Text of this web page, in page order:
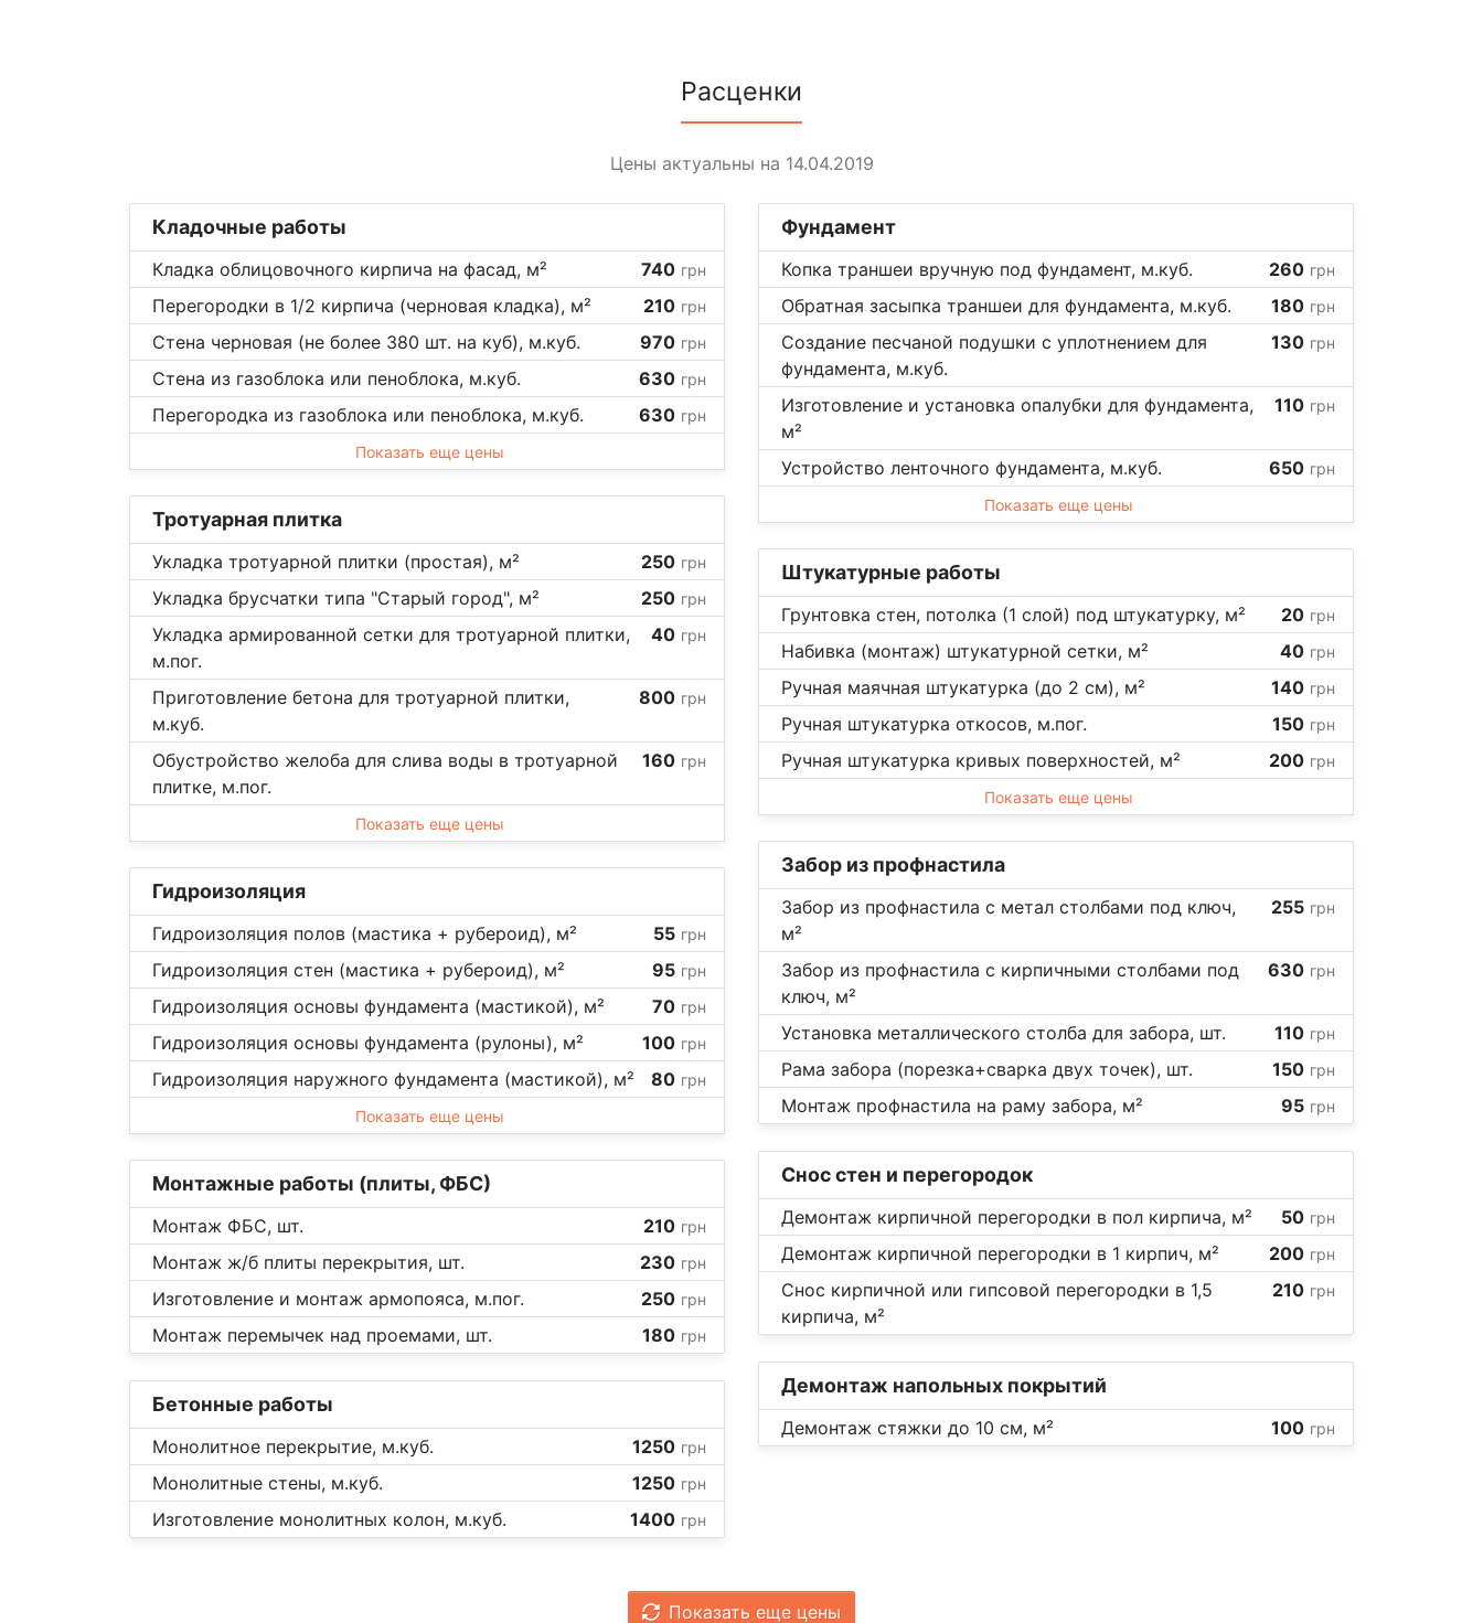
Расценки
Цены актуальны на 14.04.2019
Кладочные работы
Кладка облицовочного кирпича на фасад, м² 740 грн
Перегородки в 1/2 кирпича (черновая кладка), м² 210 грн
Стена черновая (не более 380 шт. на куб), м.куб. 970 грн
Стена из газоблока или пеноблока, м.куб. 630 грн
Перегородка из газоблока или пеноблока, м.куб. 630 грн
Показать еще цены
Тротуарная плитка
Укладка тротуарной плитки (простая), м² 250 грн
Укладка брусчатки типа "Старый город", м² 250 грн
Укладка армированной сетки для тротуарной плитки,
м.пог.
40 грн
Приготовление бетона для тротуарной плитки,
м.куб.
800 грн
Обустройство желоба для слива воды в тротуарной
плитке, м.пог.
160 грн
Показать еще цены
Гидроизоляция
Гидроизоляция полов (мастика + рубероид), м² 55 грн
Гидроизоляция стен (мастика + рубероид), м² 95 грн
Гидроизоляция основы фундамента (мастикой), м² 70 грн
Гидроизоляция основы фундамента (рулоны), м² 100 грн
Гидроизоляция наружного фундамента (мастикой), м² 80 грн
Показать еще цены
Монтажные работы (плиты, ФБС)
Монтаж ФБС, шт. 210 грн
Монтаж ж/б плиты перекрытия, шт. 230 грн
Изготовление и монтаж армопояса, м.пог. 250 грн
Монтаж перемычек над проемами, шт. 180 грн
Бетонные работы
Монолитное перекрытие, м.куб. 1250 грн
Монолитные стены, м.куб. 1250 грн
Изготовление монолитных колон, м.куб. 1400 грн
Фундамент
Копка траншеи вручную под фундамент, м.куб. 260 грн
Обратная засыпка траншеи для фундамента, м.куб. 180 грн
Создание песчаной подушки с уплотнением для
фундамента, м.куб.
130 грн
Изготовление и установка опалубки для фундамента,
м²
110 грн
Устройство ленточного фундамента, м.куб. 650 грн
Показать еще цены
Штукатурные работы
Грунтовка стен, потолка (1 слой) под штукатурку, м² 20 грн
Набивка (монтаж) штукатурной сетки, м² 40 грн
Ручная маячная штукатурка (до 2 см), м² 140 грн
Ручная штукатурка откосов, м.пог. 150 грн
Ручная штукатурка кривых поверхностей, м² 200 грн
Показать еще цены
Забор из профнастила
Забор из профнастила с метал столбами под ключ,
м²
255 грн
Забор из профнастила с кирпичными столбами под
ключ, м²
630 грн
Установка металлического столба для забора, шт. 110 грн
Рама забора (порезка+сварка двух точек), шт. 150 грн
Монтаж профнастила на раму забора, м² 95 грн
Снос стен и перегородок
Демонтаж кирпичной перегородки в пол кирпича, м² 50 грн
Демонтаж кирпичной перегородки в 1 кирпич, м² 200 грн
Снос кирпичной или гипсовой перегородки в 1,5
кирпича, м²
210 грн
Демонтаж напольных покрытий
Демонтаж стяжки до 10 см, м² 100 грн
Показать еще цены